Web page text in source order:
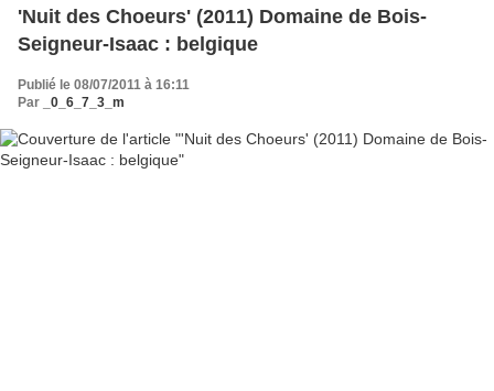
'Nuit des Choeurs' (2011) Domaine de Bois-
Seigneur-Isaac : belgique
Publié le 08/07/2011 à 16:11
Par
_0_6_7_3_m